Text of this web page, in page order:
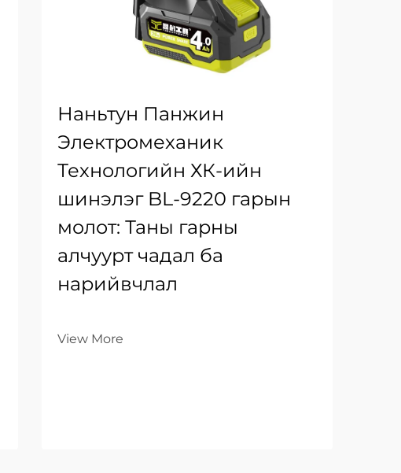
Наньтун Панжин
Электромеханик
Технологийн ХК-ийн
шинэлэг BL-9220 гарын
молот: Таны гарны
алчуурт чадал ба
нарийвчлал
View More